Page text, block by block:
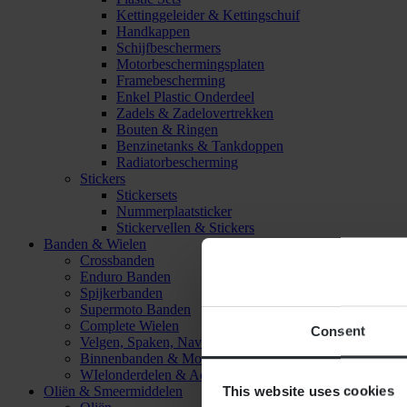
Consent
This website uses cookies
Kettinggeleider & Kettingschuif
Handkappen
Schijfbeschermers
Motorbeschermingsplaten
Framebescherming
Enkel Plastic Onderdeel
Zadels & Zadelovertrekken
Bouten & Ringen
Benzinetanks & Tankdoppen
Radiatorbescherming
Stickers
Stickersets
Nummerplaatsticker
Stickervellen & Stickers
Banden & Wielen
Crossbanden
Enduro Banden
Spijkerbanden
Supermoto Banden
Complete Wielen
Velgen, Spaken, Naven & Lagers
Binnenbanden & Mousses
WIelonderdelen & Accessoires
Oliën & Smeermiddelen